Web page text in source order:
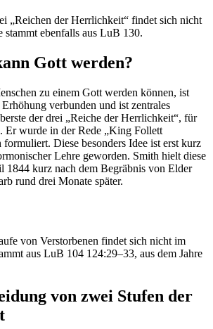
„Reichen der Herrlichkeit“ findet sich nicht
ebenfalls aus LuB 130.
Gott werden?
zu einem Gott werden können, ist
verbunden und ist zentrales
der drei „Reiche der Herrlichkeit“, für
Er wurde in der Rede „King Follett
Diese besonders Idee ist erst kurz
Lehre geworden. Smith hielt diese
1844 kurz nach dem Begräbnis von Elder
rund drei Monate später.
von Verstorbenen findet sich nicht im
aus LuB 104 124:29–33, aus dem Jahre
von zwei Stufen der